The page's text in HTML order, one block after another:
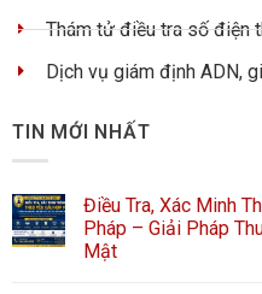
Thám tử điều tra số điện
Dịch vụ giám định ADN,
TIN MỚI NHẤT
Điều Tra, Xác Minh
Pháp – Giải Pháp
Mật